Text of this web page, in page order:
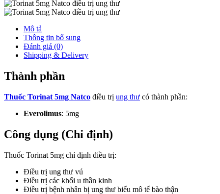
Mô tả
Thông tin bổ sung
Đánh giá (0)
Shipping & Delivery
Thành phần
Thuốc Torinat 5mg Natco điều trị ung thư có thành phần:
Everolimus: 5mg
Công dụng (Chỉ định)
Thuốc Torinat 5mg chỉ định điều trị:
Điều trị ung thư vú
Điều trị các khối u thần kinh
Điều trị bệnh nhân bị ung thư biểu mô tế bào thận